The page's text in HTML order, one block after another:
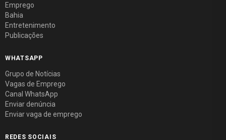
Emprego
Bahia
Entretenimento
Publicações
WHATSAPP
Grupo de Notícias
Vagas de Emprego
Canal WhatsApp
Enviar denúncia
Enviar vaga de emprego
REDES SOCIAIS